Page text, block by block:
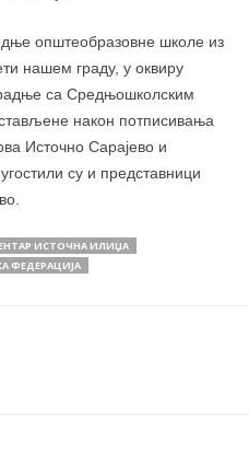
општеобразовне школе из
нашем граду, у оквиру
са Средњошколским
након потписивања
Источно Сарајево и
су и представници
ИСТОЧНА ИЛИЏА
ФЕДЕРАЦИЈА